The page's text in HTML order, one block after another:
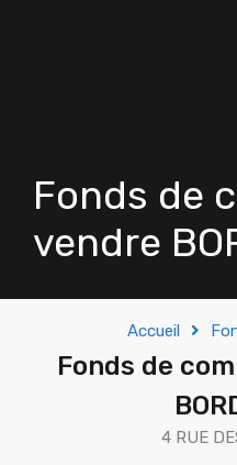
Fonds de
vendre
Accueil
Fonds de
4 RUE